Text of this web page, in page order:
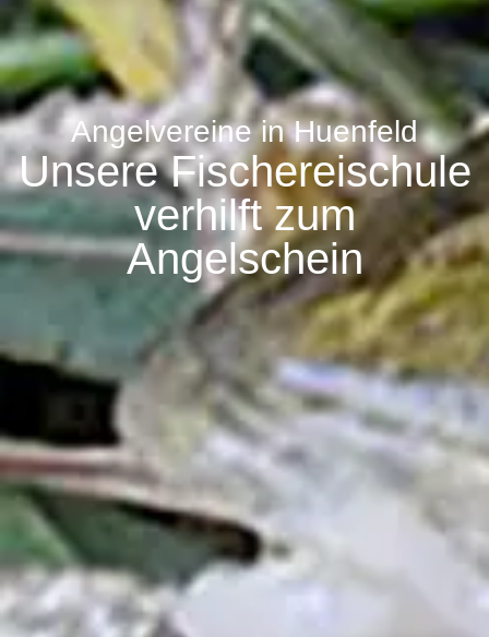
Angelvereine in Huenfeld
Unsere Fischereischule
verhilft zum
Angelschein